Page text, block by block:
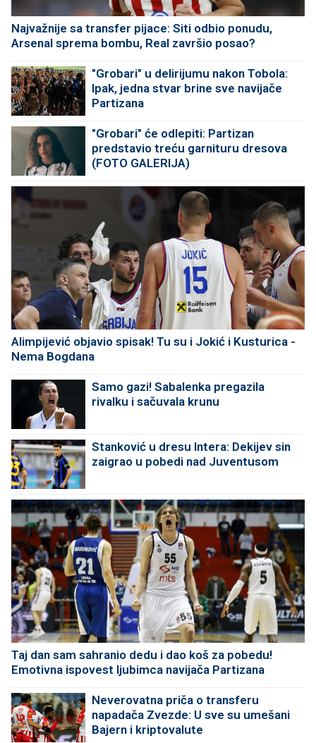
Najvažnije sa transfer pijace: Siti odbio ponudu,
Arsenal sprema bombu, Real završio posao?
"Grobari" u delirijumu nakon Tobola:
Ipak, jedna stvar brine sve navijače
Partizana
"Grobari" će odlepiti: Partizan
predstavio treću garnituru dresova
(FOTO GALERIJA)
Alimpijević objavio spisak! Tu su i Jokić i Kusturica -
Nema Bogdana
Samo gazi! Sabalenka pregazila
rivalku i sačuvala krunu
Stanković u dresu Intera: Dekijev sin
zaigrao u pobedi nad Juventusom
Taj dan sam sahranio dedu i dao koš za pobedu!
Emotivna ispovest ljubimca navijača Partizana
Neverovatna priča o transferu
napadača Zvezde: U sve su umešani
Bajern i kriptovalute